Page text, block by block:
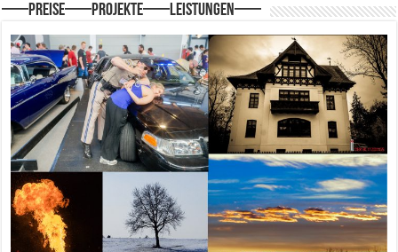
—–Preise—–Projekte—–Leistungen—–